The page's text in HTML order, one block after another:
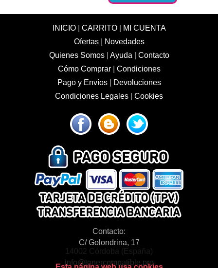
INICIO| CARRITO|
MI CUENTA
Ofertas|
Novedades
Quienes Somos| Ayuda
Contacto
Cómo Comprar| Condiciones
Pago y Envíos|
Devoluciones
Condiciones Legales
Cookies
Contacto:
C/ Golondrina, 17
14002 Córdoba (España)
info@tonercompatible.pro